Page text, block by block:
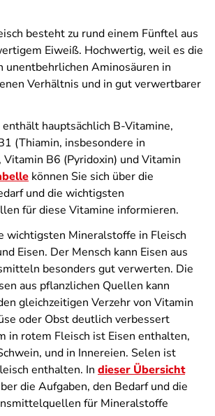
besteht zu rund einem Fünftel aus
Eiweiß. Hochwertig, weil es die
unentbehrlichen Aminosäuren in
Verhältnis und in gut verwertbarer
hauptsächlich B-Vitamine,
(Thiamin, insbesondere in
Vitamin B6 (Pyridoxin) und Vitamin
können Sie sich über die
und die wichtigsten
für diese Vitamine informieren.
wichtigsten Mineralstoffe in Fleisch
Eisen. Der Mensch kann Eisen aus
besonders gut verwerten. Die
aus pflanzlichen Quellen kann
gleichzeitigen Verzehr von Vitamin
oder Obst deutlich verbessert
in rotem Fleisch ist Eisen enthalten,
und in Innereien. Selen ist
enthalten. In dieser Übersicht
die Aufgaben, den Bedarf und die
für Mineralstoffe